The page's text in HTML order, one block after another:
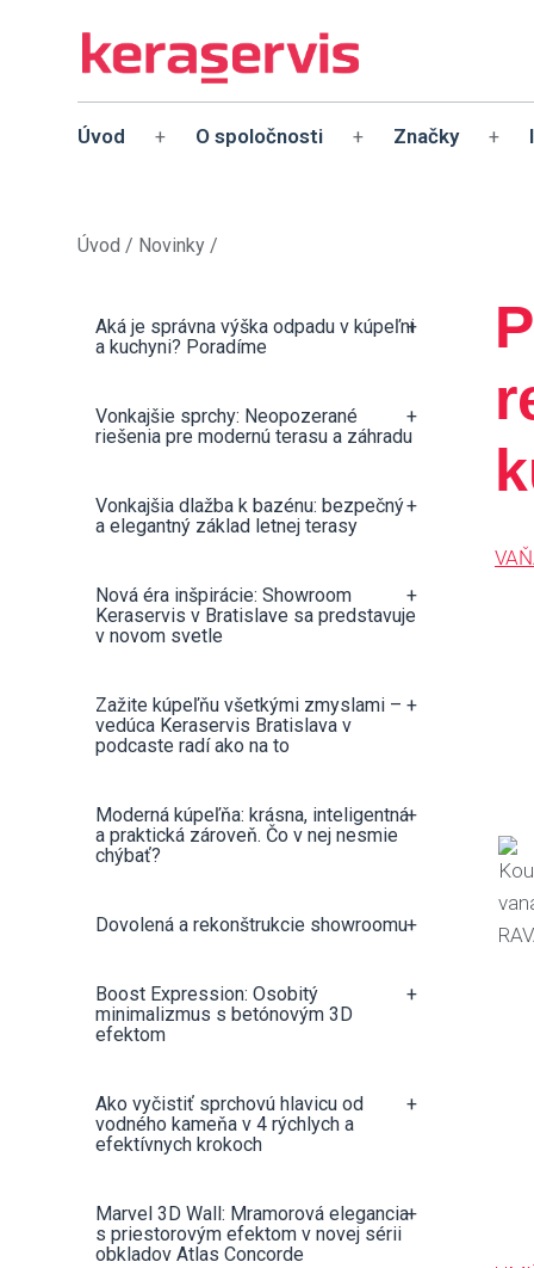
Úvod + O spoločnosti + Značky +
Úvod / Novinky /
Aká je správna výška odpadu v kúpeľni
a kuchyni? Poradíme
+
Vonkajšie sprchy: Neopozerané
riešenia pre modernú terasu a záhradu
+
Vonkajšia dlažba k bazénu: bezpečný
a elegantný základ letnej terasy
+
Nová éra inšpirácie: Showroom
Keraservis v Bratislave sa predstavuje
v novom svetle
+
Zažite kúpeľňu všetkými zmyslami –
vedúca Keraservis Bratislava v
podcaste radí ako na to
+
Moderná kúpeľňa: krásna, inteligentná
a praktická zároveň. Čo v nej nesmie
chýbať?
+
Dovolená a rekonštrukcie showroomu+
Boost Expression: Osobitý
minimalizmus s betónovým 3D
efektom
+
Ako vyčistiť sprchovú hlavicu od
vodného kameňa v 4 rýchlych a
efektívnych krokoch
+
Marvel 3D Wall: Mramorová elegancia
s priestorovým efektom v novej sérii
obkladov Atlas Concorde
+